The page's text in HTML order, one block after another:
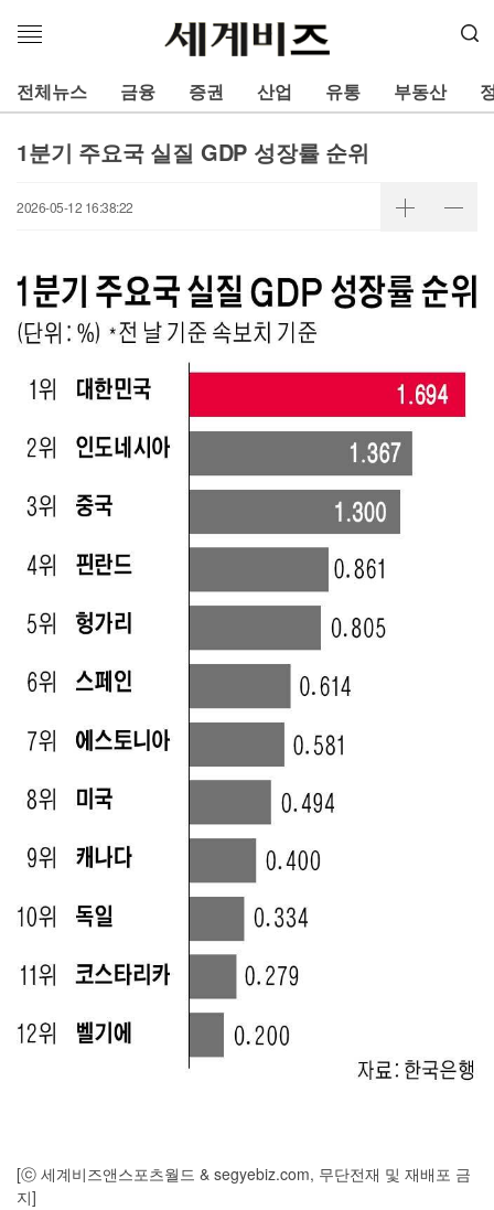
메
열
기
전체뉴스 금융 증권 산업 유통 부동산
1분기 주요국 실질 GDP 성장률 순위
2026-05-12 16:38:22
[ⓒ 세계비즈앤스포츠월드 & segyebiz.com, 무단전재 및 재배포 금
지]